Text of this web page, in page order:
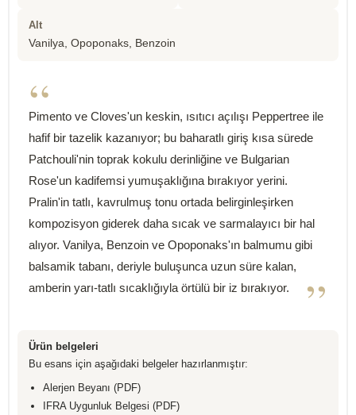
Alt
Vanilya, Opoponaks, Benzoin
“
Pimento ve Cloves'un keskin, ısıtıcı açılışı Peppertree ile
hafif bir tazelik kazanıyor; bu baharatlı giriş kısa sürede
Patchouli'nin toprak kokulu derinliğine ve Bulgarian
Rose'un kadifemsi yumuşaklığına bırakıyor yerini.
Pralin'in tatlı, kavrulmuş tonu ortada belirginleşirken
kompozisyon giderek daha sıcak ve sarmalayıcı bir hal
alıyor. Vanilya, Benzoin ve Opoponaks'ın balmumu gibi
balsamik tabanı, deriyle buluşunca uzun süre kalan,
amberin yarı-tatlı sıcaklığıyla örtülü bir iz bırakıyor.
”
Ürün belgeleri
Bu esans için aşağıdaki belgeler hazırlanmıştır:
Alerjen Beyanı (PDF)
IFRA Uygunluk Belgesi (PDF)